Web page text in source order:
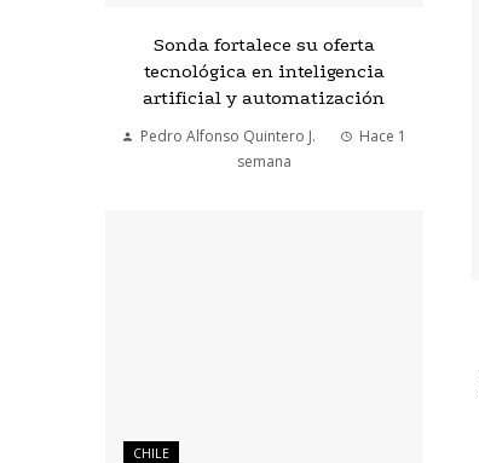
Sonda fortalece su oferta
tecnológica en inteligencia
artificial y automatización
Pedro Alfonso Quintero J.
Hace 1
semana
CHILE